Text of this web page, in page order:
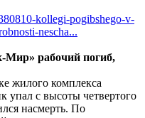
kollegi-pogibshego-v-
nescha...
Мир» рабочий погиб,
жилого комплекса
с высоты четвертого
насмерть. По